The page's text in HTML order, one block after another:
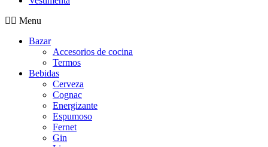
Menu
Bazar
Accesorios de cocina
Termos
Bebidas
Cerveza
Cognac
Energizante
Espumoso
Fernet
Gin